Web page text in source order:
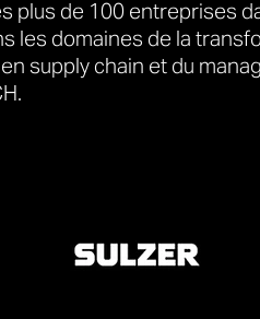
plus de 100 entreprises
les domaines de la
supply chain et du